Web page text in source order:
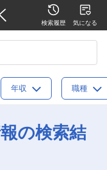
検索履歴 気になる
年収 職種
の検索結